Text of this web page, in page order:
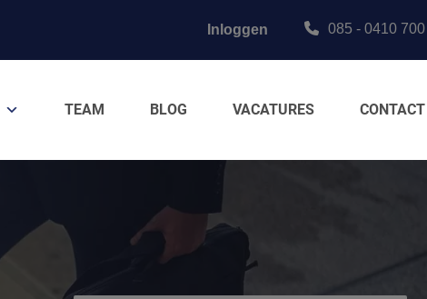
Inloggen 085 - 0410 700
TEAM BLOG VACATURES CONTACT